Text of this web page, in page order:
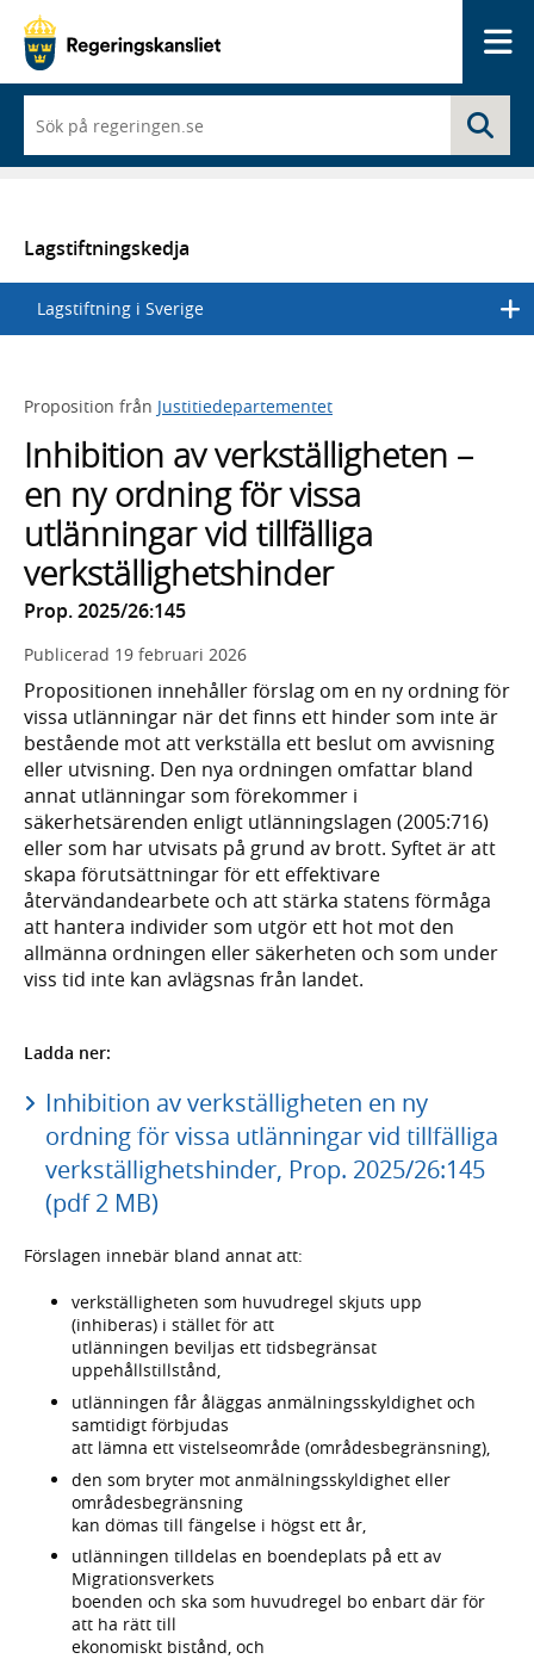
du
börjar
skriva
en
lista
med
sökförslag
Lagstiftningskedja
Lagstiftning i Sverige
Proposition från Justitiedepartementet
Inhibition av verkställigheten –
en ny ordning för vissa
utlänningar vid tillfälliga
verkställighetshinder
Prop. 2025/26:145
Publicerad 19 februari 2026
Propositionen innehåller förslag om en ny ordning för
vissa utlänningar när det finns ett hinder som inte är
bestående mot att verkställa ett beslut om avvisning
eller utvisning. Den nya ordningen omfattar bland
annat utlänningar som förekommer i
säkerhetsärenden enligt utlänningslagen (2005:716)
eller som har utvisats på grund av brott. Syftet är att
skapa förutsättningar för ett effektivare
återvändandearbete och att stärka statens förmåga
att hantera individer som utgör ett hot mot den
allmänna ordningen eller säkerheten och som under
viss tid inte kan avlägsnas från landet.
Ladda ner:
Inhibition av verkställigheten en ny
ordning för vissa utlänningar vid tillfälliga
verkställighetshinder, Prop. 2025/26:145
(pdf 2 MB)
Förslagen innebär bland annat att:
verkställigheten som huvudregel skjuts upp
(inhiberas) i stället för att
utlänningen beviljas ett tidsbegränsat
uppehållstillstånd,
utlänningen får åläggas anmälningsskyldighet och
samtidigt förbjudas
att lämna ett vistelseområde (områdesbegränsning),
den som bryter mot anmälningsskyldighet eller
områdesbegränsning
kan dömas till fängelse i högst ett år,
utlänningen tilldelas en boendeplats på ett av
Migrationsverkets
boenden och ska som huvudregel bo enbart där för
att ha rätt till
ekonomiskt bistånd, och